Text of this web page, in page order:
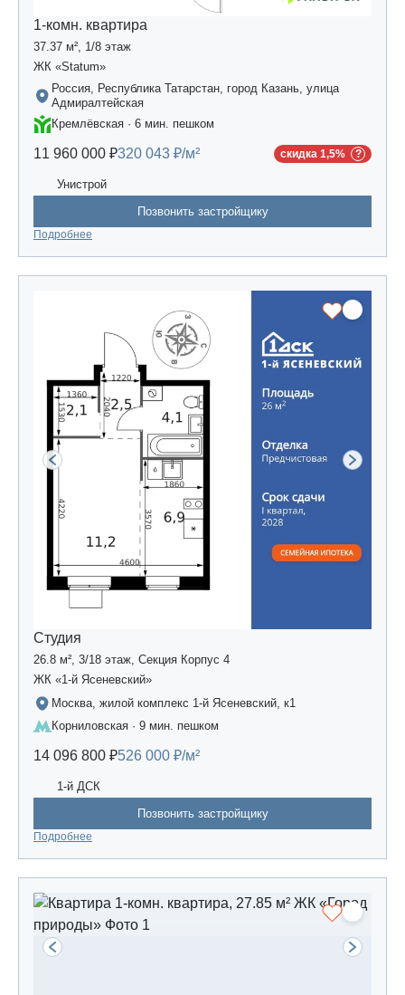
1-комн. квартира
37.37 м², 1/8 этаж
ЖК «Statum»
Россия, Республика Татарстан, город Казань, улица
Адмиралтейская
Кремлёвская · 6 мин. пешком
11 960 000 ₽320 043 ₽/м² скидка 1,5%
Унистрой
Позвонить застройщику
Подробнее
Студия
26.8 м², 3/18 этаж, Секция Корпус 4
ЖК «1-й Ясеневский»
Москва, жилой комплекс 1-й Ясеневский, к1
Корниловская · 9 мин. пешком
14 096 800 ₽526 000 ₽/м²
1-й ДСК
Позвонить застройщику
Подробнее